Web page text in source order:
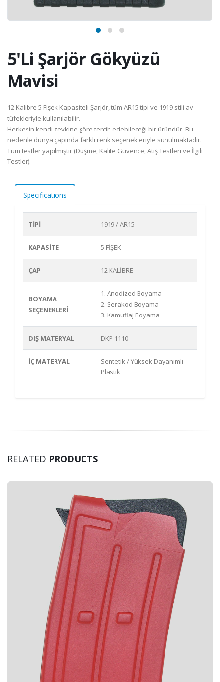
5'Li Şarjör Gökyüzü
Mavisi
12 Kalibre 5 Fişek Kapasiteli Şarjör, tüm AR15 tipi ve 1919 stili av
tüfekleriyle kullanılabilir.
Herkesin kendi zevkine göre tercih edebileceği bir üründür. Bu
nedenle dünya çapında farklı renk seçenekleriyle sunulmaktadır.
Tüm testler yapılmıştır (Düşme, Kalite Güvence, Atış Testleri ve İlgili
Testler).
Specifications
TİPİ 1919 / AR15
KAPASİTE 5 FİŞEK
ÇAP 12 KALİBRE
BOYAMA
SEÇENEKLERİ
1. Anodized Boyama
2. Serakod Boyama
3. Kamuflaj Boyama
DIŞ MATERYAL DKP 1110
İÇ MATERYAL
Sentetik / Yüksek Dayanımlı
Plastik
RELATED PRODUCTS